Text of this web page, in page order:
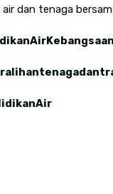
dan tenaga